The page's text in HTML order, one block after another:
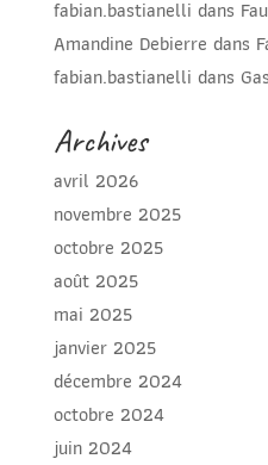
fabian.bastianelli dans
Amandine Debierre dans
fabian.bastianelli dans
Archives
avril 2026
novembre 2025
octobre 2025
août 2025
mai 2025
janvier 2025
décembre 2024
octobre 2024
juin 2024